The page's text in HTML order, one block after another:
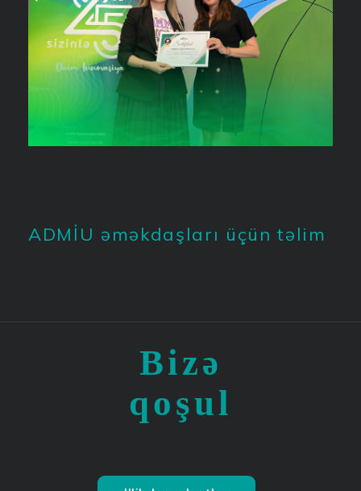
ADMİU əməkdaşları üçün təlim
Bizə
qoşul